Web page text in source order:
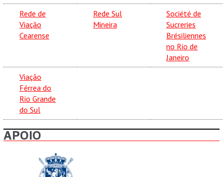
Rede de
Viação
Cearense
Rede Sul
Mineira
Société de
Sucreries
Brésiliennes
no Rio de
Janeiro
Viação
Férrea do
Rio Grande
do Sul
APOIO